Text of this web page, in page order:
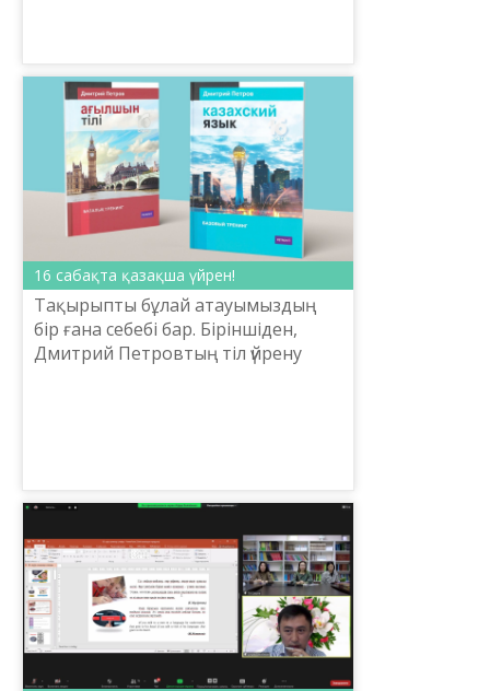
16 сабақта қазақша үйрен!
Тақырыпты бұлай атауымыздың
бір ғана себебі бар. Біріншіден,
Дмитрий Петровтың тіл үйрену